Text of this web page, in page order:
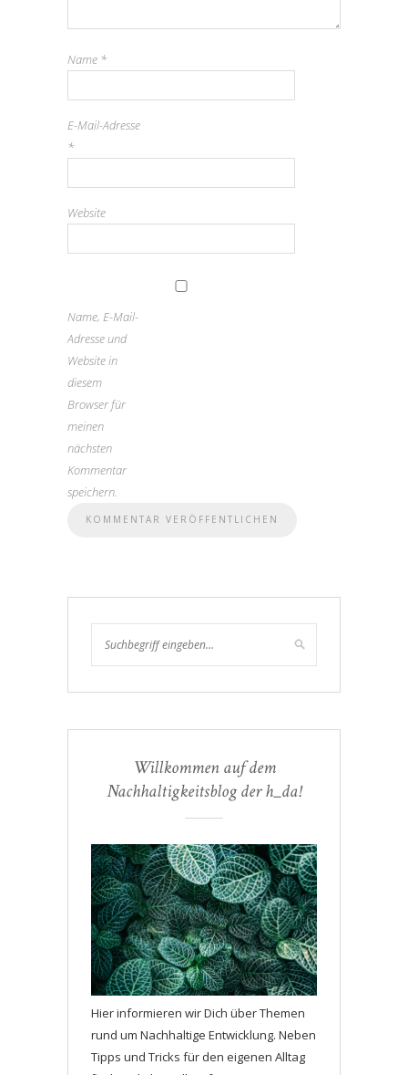
Name *
E-Mail-Adresse
*
Website
Name, E-Mail-
Adresse und
Website in
diesem
Browser für
meinen
nächsten
Kommentar
speichern.
Willkommen auf dem
Nachhaltigkeitsblog der h_da!
Hier informieren wir Dich über Themen
rund um Nachhaltige Entwicklung. Neben
Tipps und Tricks für den eigenen Alltag